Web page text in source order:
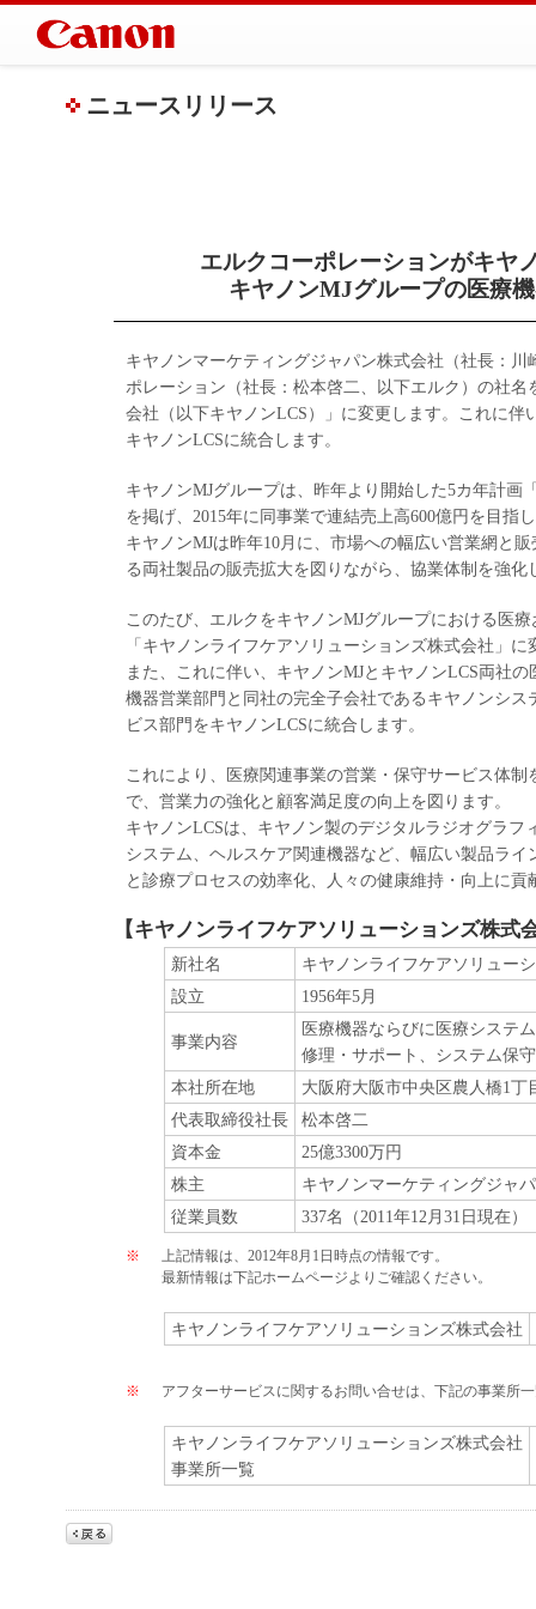
ニュースリリース
エルクコーポレーションがキヤ
キヤノンMJグループの医療
キヤノンマーケティングジャパン株式会社（社長：
ポレーション（社長：松本啓二、以下エルク）の社
会社（以下キヤノンLCS）」に変更します。これに
キヤノンLCSに統合します。
キヤノンMJグループは、昨年より開始した5カ年計
を掲げ、2015年に同事業で連結売上高600億円を目指
キヤノンMJは昨年10月に、市場への幅広い営業網と
る両社製品の販売拡大を図りながら、協業体制を強化
このたび、エルクをキヤノンMJグループにおける医
「キヤノンライフケアソリューションズ株式会社」に
また、これに伴い、キヤノンMJとキヤノンLCS両社
機器営業部門と同社の完全子会社であるキヤノンシ
ビス部門をキヤノンLCSに統合します。
これにより、医療関連事業の営業・保守サービス体
で、営業力の強化と顧客満足度の向上を図ります。
キヤノンLCSは、キヤノン製のデジタルラジオグラ
システム、ヘルスケア関連機器など、幅広い製品ラ
と診療プロセスの効率化、人々の健康維持・向上に貢
【キヤノンライフケアソリューションズ株式
新社名
キヤノンライフケアソリュー
設立
1956年5月
事業内容
医療機器ならびに医療システ
修理・サポート、システム保
本社所在地
大阪府大阪市中央区農人橋1丁
代表取締役社長
松本啓二
資本金
25億3300万円
株主
キヤノンマーケティングジャ
従業員数
337名（2011年12月31日現在）
※
上記情報は、2012年8月1日時点の情報です。
最新情報は下記ホームページよりご確認ください。
キヤノンライフケアソリューションズ株式会社
※ アフターサービスに関するお問い合せは、下記の事業所
キヤノンライフケアソリューションズ株式会社
事業所一覧